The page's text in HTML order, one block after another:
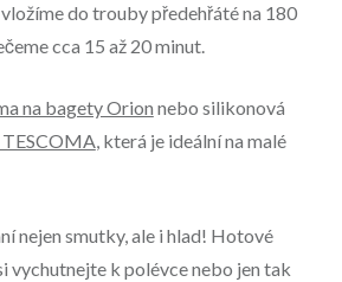
do trouby předehřáté na 180
cca 15 až 20 minut.
na bagety Orion nebo silikonová
, která je ideální na malé
nejen smutky, ale i hlad! Hotové
vychutnejte k polévce nebo jen tak